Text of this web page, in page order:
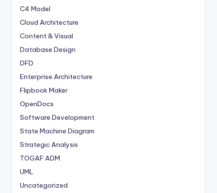
C4 Model
Cloud Architecture
Content & Visual
Database Design
DFD
Enterprise Architecture
Flipbook Maker
OpenDocs
Software Development
State Machine Diagram
Strategic Analysis
TOGAF ADM
UML
Uncategorized